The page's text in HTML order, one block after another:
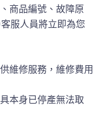
商品編號、故障原
服人員將立即為您
維修服務，維修費用
本身已停產無法取